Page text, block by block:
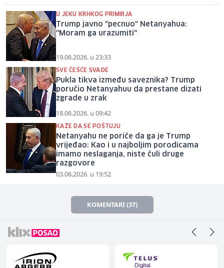
U JEKU KRHKOG PRIMIRJA
Trump javno "pecnuo" Netanyahua:
"Moram ga urazumiti"
19.06.2026. u 23:33
SVE ČEŠĆE SVAĐE
Pukla tikva između saveznika? Trump
poručio Netanyahuu da prestane dizati
zgrade u zrak
18.06.2026. u 09:42
KAŽE DA SE POŠTUJU
Netanyahu ne poriče da ga je Trump
vrijeđao: Kao i u najboljim porodicama
imamo neslaganja, niste čuli druge
razgovore
03.06.2026. u 19:52
KOMENTARI (37)